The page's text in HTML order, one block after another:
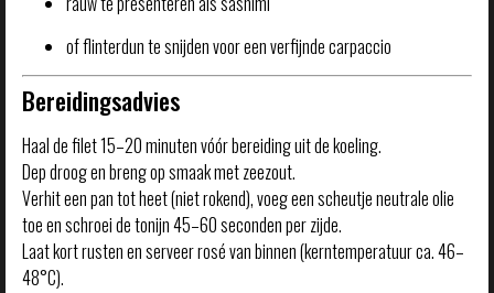
of flinterdun te snijden voor een verfijnde carpaccio
Bereidingsadvies
Haal de filet 15–20 minuten vóór bereiding uit de koeling.
Dep droog en breng op smaak met zeezout.
Verhit een pan tot heet (niet rokend), voeg een scheutje neutrale olie
toe en schroei de tonijn 45–60 seconden per zijde.
Laat kort rusten en serveer rosé van binnen (kerntemperatuur ca. 46–
48°C).